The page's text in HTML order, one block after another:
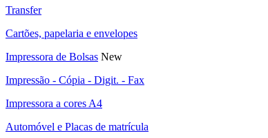
Transfer
Cartões, papelaria e envelopes
Impressora de Bolsas New
Impressão - Cópia - Digit. - Fax
Impressora a cores A4
Automóvel e Placas de matrícula